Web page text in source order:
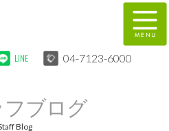
LINE 04-7123-6000
フブログ
Blog